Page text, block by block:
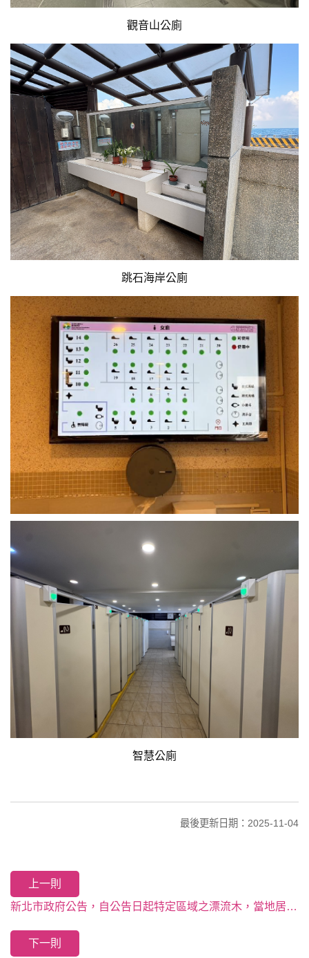
觀音山公廁
跳石海岸公廁
智慧公廁
最後更新日期：2025-11-04
上一則
新北市政府公告，自公告日起特定區域之漂流木，當地居民得自由徒手撿拾清理。
下一則